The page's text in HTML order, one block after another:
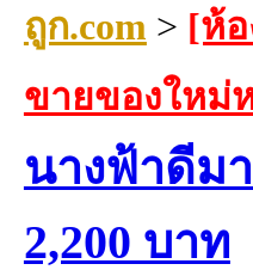
ถูก.com> [ห้
ขายของใหม่
นางฟ้าดีม
2,200 บาท